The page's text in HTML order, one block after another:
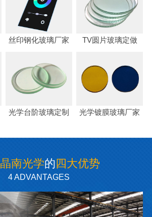
丝印钢化玻璃厂家 TV圆片玻璃定做
光学台阶玻璃定制 光学镀膜玻璃厂家
晶南光学的 四大优势
4 ADVANTAGES